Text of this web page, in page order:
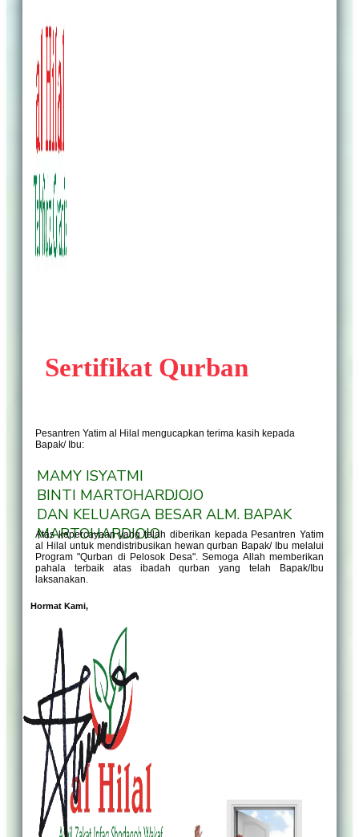
Sertifikat Qurban
Pesantren Yatim al Hilal mengucapkan terima kasih kepada
Bapak/ Ibu:
MAMY ISYATMI
BINTI MARTOHARDJOJO
DAN KELUARGA BESAR ALM. BAPAK
MARTOHARDJOJO
Atas kepercayaan yang telah diberikan kepada Pesantren Yatim
al Hilal untuk mendistribusikan hewan qurban Bapak/ Ibu melalui
Program "Qurban di Pelosok Desa". Semoga Allah memberikan
pahala terbaik atas ibadah qurban yang telah Bapak/Ibu
laksanakan.
Hormat Kami,